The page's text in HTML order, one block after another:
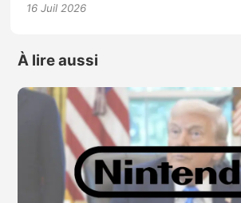
16 Juil 2026
À lire aussi